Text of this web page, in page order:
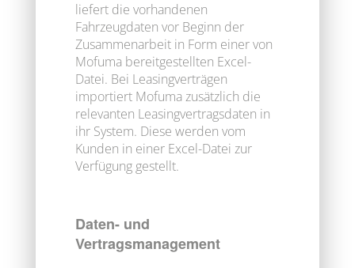
liefert die vorhandenen
Fahrzeugdaten vor Beginn der
Zusammenarbeit in Form einer von
Mofuma bereitgestellten Excel-
Datei. Bei Leasingverträgen
importiert Mofuma zusätzlich die
relevanten Leasingvertragsdaten in
ihr System. Diese werden vom
Kunden in einer Excel-Datei zur
Verfügung gestellt.
Daten- und
Vertragsmanagement